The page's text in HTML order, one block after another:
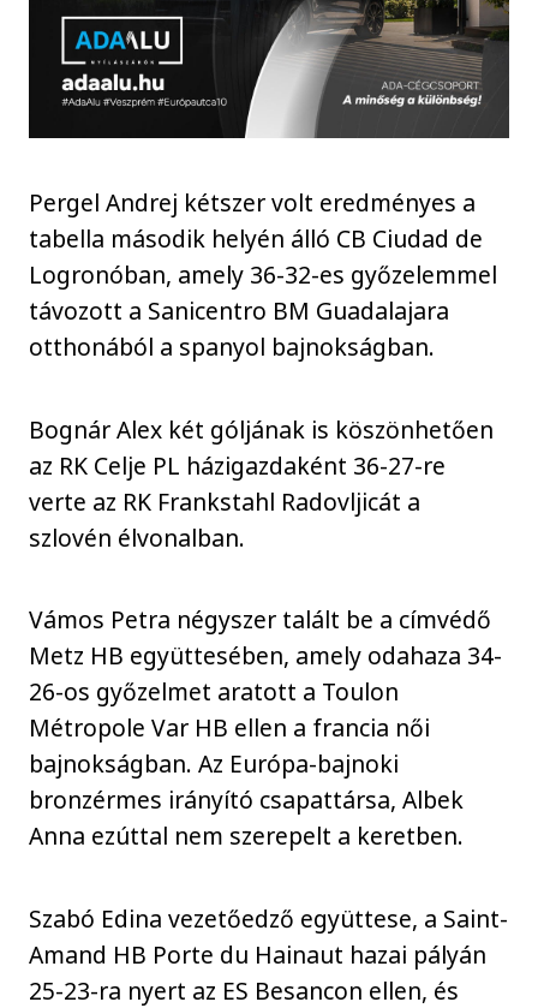
Pergel Andrej kétszer volt eredményes a
tabella második helyén álló CB Ciudad de
Logronóban, amely 36-32-es győzelemmel
távozott a Sanicentro BM Guadalajara
otthonából a spanyol bajnokságban.
Bognár Alex két góljának is köszönhetően
az RK Celje PL házigazdaként 36-27-re
verte az RK Frankstahl Radovljicát a
szlovén élvonalban.
Vámos Petra négyszer talált be a címvédő
Metz HB együttesében, amely odahaza 34-
26-os győzelmet aratott a Toulon
Métropole Var HB ellen a francia női
bajnokságban. Az Európa-bajnoki
bronzérmes irányító csapattársa, Albek
Anna ezúttal nem szerepelt a keretben.
Szabó Edina vezetőedző együttese, a Saint-
Amand HB Porte du Hainaut hazai pályán
25-23-ra nyert az ES Besancon ellen, és